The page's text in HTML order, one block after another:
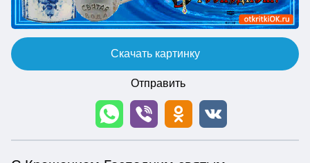
Скачать картинку
Отправить